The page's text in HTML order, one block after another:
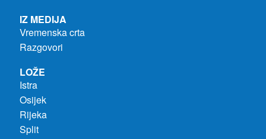
IZ MEDIJA
Vremenska crta
Razgovori
LOŽE
Istra
Osijek
Rijeka
Split